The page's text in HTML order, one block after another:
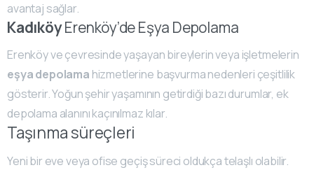
avantaj sağlar.
KadıköyErenköy’de Eşya Depolama
Erenköy ve çevresinde yaşayan bireylerin veya işletmelerin
eşya depolama hizmetlerine başvurma nedenleri çeşitlilik
gösterir. Yoğun şehir yaşamının getirdiği bazı durumlar, ek
depolama alanını kaçınılmaz kılar.
Taşınma süreçleri
Yeni bir eve veya ofise geçiş süreci oldukça telaşlı olabilir.